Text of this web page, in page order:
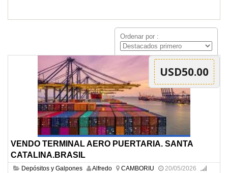
Ordenar por :
USD50.00
VENDO TERMINAL AERO PUERTARIA. SANTA
CATALINA.BRASIL
Depósitos y Galpones Alfredo CAMBORIU
20/05/2026